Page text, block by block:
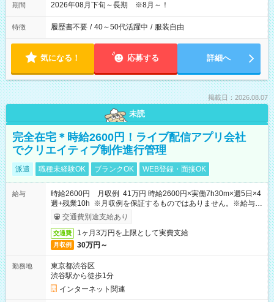
期間 2026年08月下旬～長期 ※8月～！
特徴 履歴書不要 / 40～50代活躍中 / 服装自由
気になる！ 応募する 詳細へ
掲載日：2026.08.07
未読
完全在宅＊時給2600円！ライブ配信アプリ会社
でクリエイティブ制作進行管理
派遣 職種未経験OK ブランクOK WEB登録・面接OK
給与
時給2600円 月収例 41万円 時給2600円×実働7h30m×週5日×4
週+残業10h ※月収例を保証するものではありません。※給与即
受取りサービス利用可（利用条件有）
交通費別途支給あり
交通費 1ヶ月3万円を上限として実費支給
月収例 30万円～
勤務地
東京都渋谷区
渋谷駅から徒歩1分
インターネット関連